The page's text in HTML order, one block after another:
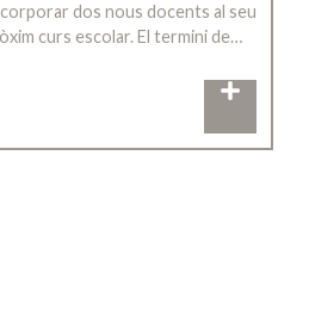
dos nous docents al seu
curs escolar. El termini de…